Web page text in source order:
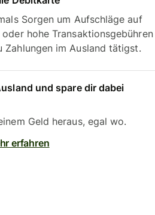
Sorgen um Aufschläge auf
hohe Transaktionsgebühren
Zahlungen im Ausland tätigst.
und spare dir dabei
Geld heraus, egal wo.
erfahren